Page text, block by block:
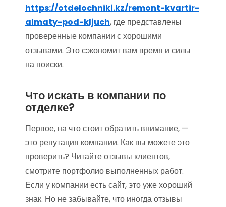
https://otdelochniki.kz/remont-kvartir-
almaty-pod-kljuch, где представлены
проверенные компании с хорошими
отзывами. Это сэкономит вам время и силы
на поиски.
Что искать в компании по
отделке?
Первое, на что стоит обратить внимание, —
это репутация компании. Как вы можете это
проверить? Читайте отзывы клиентов,
смотрите портфолио выполненных работ.
Если у компании есть сайт, это уже хороший
знак. Но не забывайте, что иногда отзывы